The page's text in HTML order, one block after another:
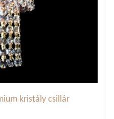
kristály csillár